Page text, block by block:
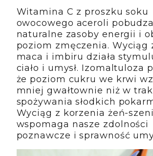
Witamina C z proszku soku
owocowego aceroli pobudza
naturalne zasoby energii i
poziom zmęczenia. Wyciąg
maca i imbiru działa
ciało i umysł. Izomaltuloza
że poziom cukru we krwi
mniej gwałtownie niż w
spożywania słodkich
Wyciąg z korzenia żeń-
wspomaga nasze zdolności
poznawcze i sprawność